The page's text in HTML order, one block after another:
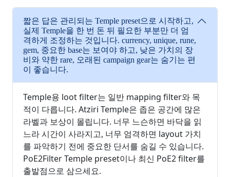
짧은 답은 관리되는 Temple preset으로 시작하고,
실제 Temple을 한 번 돈 뒤 필요한 부분만 더 엄
격하게 조정하는 것입니다. currency, unique, rune,
gem, 중요한 base는 보여야 하고, 낮은 가치의 장
비와 약한 rare, 오래된 campaign gear는 숨기는 편
이 좋습니다.
Temple용 loot filter는 일반 mapping filter와 목
적이 다릅니다. Atziri Temple은 좁은 공간에 많은
라벨과 보상이 몰립니다. 너무 느슨하면 바닥을 읽
느라 시간이 사라지고, 너무 엄격하면 layout 가치
를 파악하기 전에 중요한 단서를 숨길 수 있습니다.
PoE2Filter Temple preset이나 최신 PoE2 filter를
출발점으로 삼으세요.